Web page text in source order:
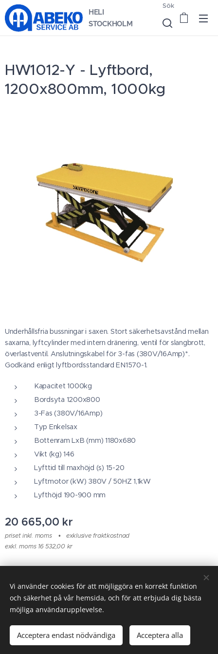
HELI
STOCKHOLM
Sök
HW1012-Y - Lyftbord,
1200x800mm, 1000kg
Underhållsfria bussningar i saxen. Stort säkerhetsavstånd mellan
saxarna, lyftcylinder med intern dränering, ventil för slangbrott,
överlastventil. Anslutningskabel för 3-fas (380V/16Amp)*.
Godkänd enligt lyftbordsstandard EN1570-1.
Kapacitet 1000kg
Bordsyta 1200x800
3-Fas (380V/16Amp)
Typ Enkelsax
Bottenram LxB (mm) 1180x680
Vikt (kg) 146
Lyfttid till maxhöjd (s) 15-20
Lyftmotor (kW) 380V / 50HZ 1,1kW
Lyfthöjd 190-900 mm
20 665,00 kr
priset inkl. moms
exklusive fraktkostnad
exkl. moms 16 532,00 kr
Lägg i kundvagnen
© 2025 Alla rättigheter reserverade
Cookies
Vi använder cookies för att möjliggöra en korrekt funktion
och säkerhet på vår hemsida, och för att erbjuda dig bästa
möjliga användarupplevelse.
Acceptera endast nödvändiga Acceptera alla